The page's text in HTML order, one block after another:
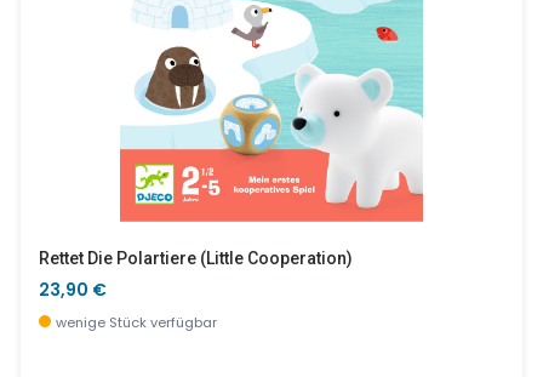
Hunde Zum Streicheln, Bommelbilder
Minifarm - Bauernhof
Rettet Die Polartiere (little Cooperation)
23,90 €
wenige Stück verfügbar